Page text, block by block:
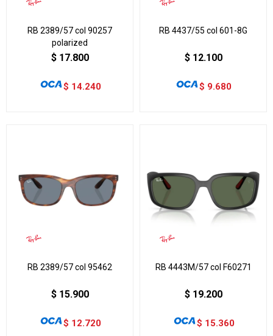
RB 2389/57 col 90257
polarized
$ 17.800
$ 14.240
RB 4437/55 col 601-8G
$ 12.100
$ 9.680
RB 2389/57 col 95462
$ 15.900
$ 12.720
RB 4443M/57 col F60271
$ 19.200
$ 15.360